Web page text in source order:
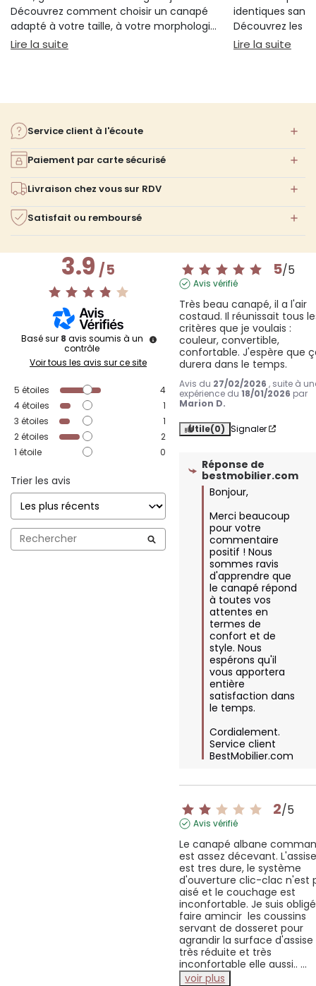
Découvrez comment choisir un canapé
adapté à votre taille, à votre morphologie
et à votre confort.
Lire la suite : Guide pour choisir un canapé selon sa taille
identiques
Découvrez les
réellement
Lire la suite
Service client à l'écoute
Paiement par carte sécurisé
Livraison chez vous sur RDV
Satisfait ou remboursé
3.9/5
Basé sur 8 avis soumis à un
contrôle
Voir tous les avis sur ce site
5 étoiles
4
4étoiles
1
3 étoiles
1
2étoiles
2
1 étoile 0
Trier les avis
5/5
Avis vérifié
Très beau canapé, il a l'air
costaud. Il réunissait tous
critères que je voulais :
couleur, convertible,
confortable. J'espère que
durera dans le temps.
Avis du 27/02/2026 , suite à
expérience du18/01/2026 par
Marion D.
Utile(0) Signaler
Réponse de
bestmobilier.com
Bonjour,
Merci beaucoup
pour votre
commentaire
positif ! Nous
sommes ravis
d'apprendre que
le canapé répond
à toutes vos
attentes en
termes de
confort et de
style. Nous
espérons qu'il
vous apportera
entière
satisfaction dans
le temps.
Cordialement.
Service client
BestMobilier.com
2/5
Avis vérifié
Le canapé albane
est assez décevant.
est tres dure, le système
d'ouverture clic-clac n'est
aisé et le couchage est
inconfortable. Je suis
faire amincir  les coussins
servant de dosseret pour
agrandir la surface d'assise
très réduite et très
inconfortable elle aussi.. ...
voir plus